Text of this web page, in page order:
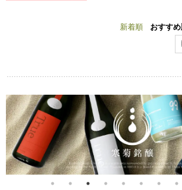
新着順 おすす